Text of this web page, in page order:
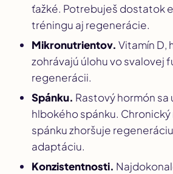
ťažké. Potrebuješ dostatok
tréningu aj regenerácie.
Mikronutrientov. Vitamín D,
zohrávajú úlohu vo svalovej
regenerácii.
Spánku. Rastový hormón
hlbokého spánku.
spánku zhoršuje
adaptáciu.
Konzistentnosti.